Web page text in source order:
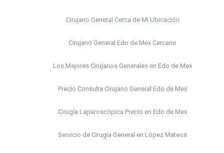
Cirujano General Cerca de Mi Ubicación
Cirujano General Edo de Mex Cercano
Los Mejores Cirujanos Generales en Edo de Mex
Precio Consulta Cirujano General Edo de Mex
Cirugía Laparoscópica Precio en Edo de Mex
Servicio de Cirugía General en López Mateos